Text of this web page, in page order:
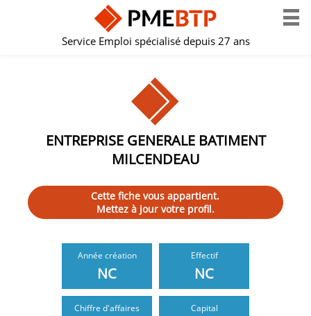
Service Emploi spécialisé depuis 27 ans
ENTREPRISE GENERALE BATIMENT
MILCENDEAU
Cette fiche vous appartient.
Mettez à jour votre profil.
Année création
NC
Effectif
NC
Chiffre d'affaires Capital